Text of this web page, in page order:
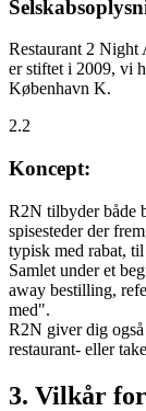
Restaurant 2 Night
er stiftet i 2009, vi
København K.
2.2
Koncept:
R2N tilbyder både
spisesteder der
typisk med rabat,
Samlet under et
away bestilling,
med".
R2N giver dig
restaurant- eller
3. Vilkår